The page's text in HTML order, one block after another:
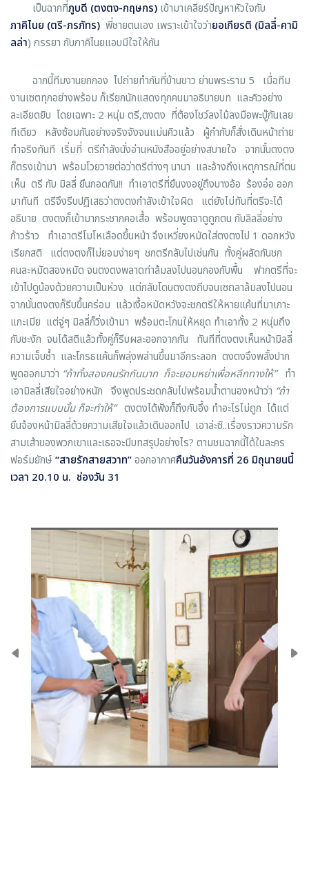
เป็นฉากที่ภูบดี (ตงตง-กฤษกร) เข้ามาเคลียร์ปัญหาหัวใจกับ
ภาคิไนย (ตรี-ภรภัทร) พี่ชายตนเอง เพราะเข้าใจว่ายอเกียรติ (มิลลี่-คามิ
ลล่า) ภรรยา กับภาคิไนยแอบมีใจให้กัน
ฉากนี้ทีมงานยกกอง ไปถ่ายทำกันที่บ้านขาว ย่านพระราม 5 เมื่อทีม
งานเซตทุกอย่างพร้อม ก็เรียกนักแสดงทุกคนมาอธิบายบท และคิวอย่าง
ละเอียดยิบ โดยเฉพาะ 2 หนุ่ม ตรี,ตงตง ที่ต้องโชว์ลงไม้ลงมือพะบู๊กันเลย
ทีเดียว หลังซ้อมกันอย่างจริงจังจนแม่นคิวแล้ว ผู้กำกับก็สั่งเดินหน้าถ่าย
ทำจริงทันที เริ่มที่ ตรีกำลังนั่งอ่านหนังสืออยู่อย่างสบายใจ จากนั้นตงตง
ก็ตรงเข้ามา พร้อมโวยวายต่อว่าตรีต่างๆ นานา และอ้างถึงเหตุการณ์ที่ตน
เห็น ตรี กับ มิลลี่ ยืนกอดกัน!! ทำเอาตรีที่ยืนงงอยู่ถึงบางอ้อ ร้องอ๋อ ออก
มาทันที ตรีจึงรีบปฎิเสธว่าตงตงกำลังเข้าใจผิด แต่ยังไม่ทันที่ตรีจะได้
อธิบาย ตงตงก็เข้ามากระชากคอเสื้อ พร้อมพูดจาดูถูกตน กับลิลลี่อย่าง
ก้าวร้าว ทำเอาตรีโมโหเลือดขึ้นหน้า จึงเหวี่ยงหมัดใส่ตงตงไป 1 ดอกหวัง
เรียกสติ แต่ตงตงก็ไม่ยอมง่ายๆ ชกตรีกลับไปเช่นกัน ทั้งคู่ผลัดกันชก
คนละหมัดสองหมัด จนตงตงพลาดท่าล้มลงไปนอนกองกับพื้น ฟากตรีที่จะ
เข้าไปดูน้องด้วยความเป็นห่วง แต่กลับโดนตงตงถีบจนเซถลาล้มลงไปนอน
จากนั้นตงตงก็รีบขึ้นคร่อม แล้วเงื้อหมัดหวังจะชกตรีให้หายแค้นที่มาเกาะ
แกะเมีย แต่จู่ๆ มิลลี่ก็วิ่งเข้ามา พร้อมตะโกนให้หยุด ทำเอาทั้ง 2 หนุ่มถึง
กับชะงัก จนได้สติแล้วทั้งคู่ก็รีบผละออกจากกัน ทันทีที่ตงตงเห็นหน้ามิลลี่
ความเจ็บช้ำ และโกรธแค้นก็พลุ่งพล่านขึ้นมาอีกระลอก ตงตงจึงพลั้งปาก
พูดออกมาว่า “ถ้าทั้งสองคนรักกันมาก ก็จะยอมหย่าเพื่อหลีกทางให้”ทำ
เอามิลลี่เสียใจอย่างหนัก จึงพูดประชดกลับไปพร้อมน้ำตานองหน้าว่า “ถ้า
ต้องการแบบนั้น ก็จะทำให้”ตงตงได้ฟังก็ถึงกับอึ้ง ทำอะไรไม่ถูก ได้แต่
ยืนจ้องหน้ามิลลี่ด้วยความเสียใจแล้วเดินออกไป เอาล่ะซิ..เรื่องราวความรัก
สามเส้าของพวกเขาและเธอจะมีบทสรุปอย่างไร? ตามชมฉากนี้ได้ในละคร
ฟอร์มยักษ์ “สายรักสายสวาท”ออกอากาศคืนวันอังคารที่ 26 มิถุนายนนี้
เวลา 20.10 น. ช่องวัน 31